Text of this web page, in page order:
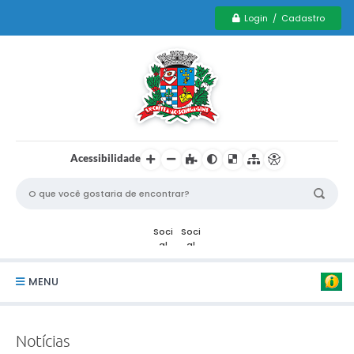
Login / Cadastro
Acessibilidade
MENU
Notícias